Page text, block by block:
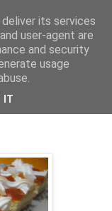
its services
user-agent are
and security
usage
IT